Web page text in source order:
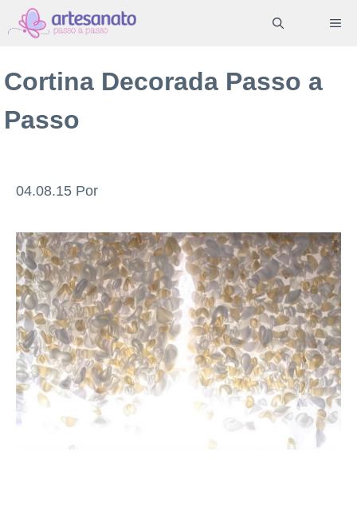
Pular
para
conteúdo
Cortina Decorada Passo a
Passo
04.08.15 Por